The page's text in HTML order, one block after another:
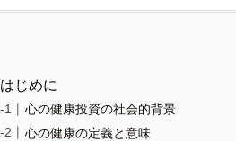
はじめに
心の健康投資の社会的背景
心の健康の定義と意味